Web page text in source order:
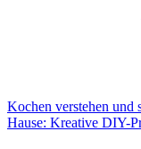
Kochen verstehen und
Hause: Kreative DIY-